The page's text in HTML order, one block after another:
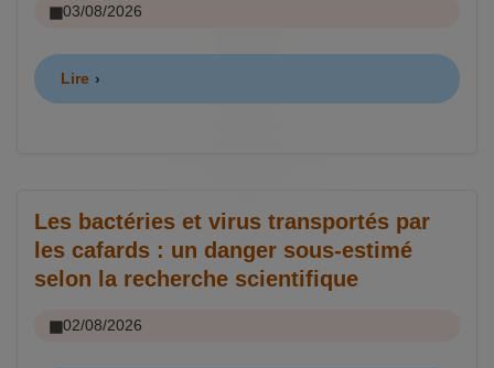
03/08/2026
Lire
Les bactéries et virus transportés par
les cafards : un danger sous-estimé
selon la recherche scientifique
02/08/2026